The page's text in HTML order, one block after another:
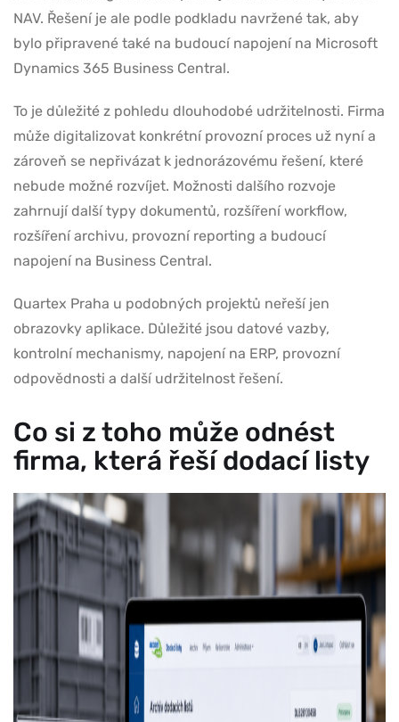
NAV. Řešení je ale podle podkladu navržené tak, aby
bylo připravené také na budoucí napojení na Microsoft
Dynamics 365 Business Central.
To je důležité z pohledu dlouhodobé udržitelnosti. Firma
může digitalizovat konkrétní provozní proces už nyní a
zároveň se nepřivázat k jednorázovému řešení, které
nebude možné rozvíjet. Možnosti dalšího rozvoje
zahrnují další typy dokumentů, rozšíření workflow,
rozšíření archivu, provozní reporting a budoucí
napojení na Business Central.
Quartex Praha u podobných projektů neřeší jen
obrazovky aplikace. Důležité jsou datové vazby,
kontrolní mechanismy, napojení na ERP, provozní
odpovědnosti a další udržitelnost řešení.
Co si z toho může odnést
firma, která řeší dodací listy